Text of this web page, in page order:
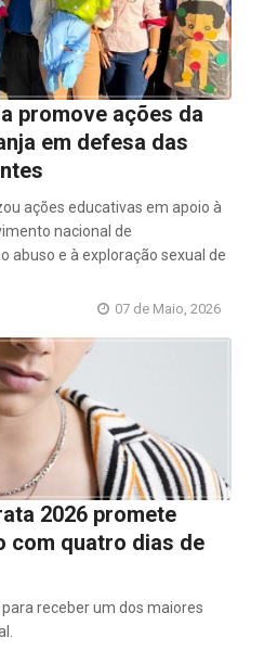
promove ações da
em defesa das
ações educativas em apoio à
nacional de
abuso e à exploração sexual de
07 de Maio, 2026
2026 promete
com quatro dias de
receber um dos maiores